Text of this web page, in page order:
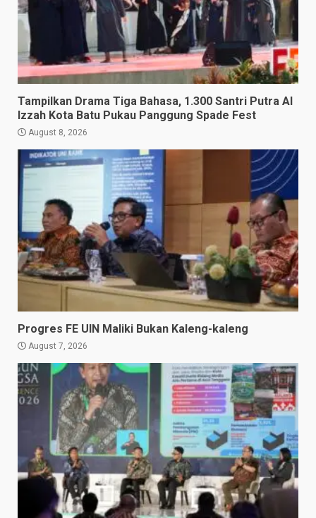
Tampilkan Drama Tiga Bahasa, 1.300 Santri Putra Al
Izzah Kota Batu Pukau Panggung Spade Fest
August 8, 2026
Progres FE UIN Maliki Bukan Kaleng-kaleng
August 7, 2026